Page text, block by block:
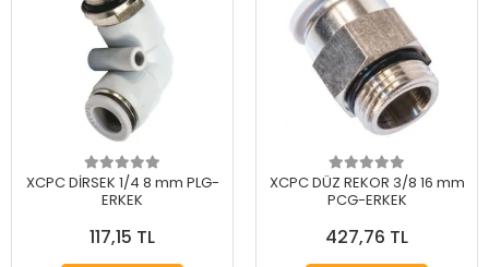
XCPC DİRSEK 1/4 8 mm PLG-
ERKEK
117,15 TL
XCPC DÜZ REKOR 3/8 16 mm
PCG-ERKEK
427,76 TL